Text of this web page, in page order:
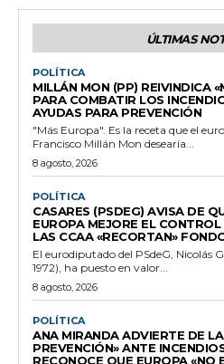
ÚLTIMAS
POLÍTICA
MILLÁN MON (PP) REIVINDICA
PARA COMBATIR LOS
AYUDAS PARA PREVENCIÓN
"Más Europa". Es la receta que el
Francisco Millán Mon desearía...
8 agosto, 2026
POLÍTICA
CASARES (PSDEG) AVISA DE
EUROPA MEJORE EL
LAS CCAA «RECORTAN»
El eurodiputado del PSdeG, Nicolás
1972), ha puesto en valor...
8 agosto, 2026
POLÍTICA
ANA MIRANDA ADVIERTE DE
PREVENCIÓN» ANTE
RECONOCE QUE EUROPA «NO